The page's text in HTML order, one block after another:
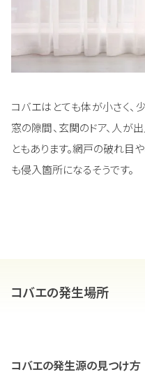
コバエはとても体が小さく、
窓の隙間、玄関のドア、人が
ともあります。網戸の破れ目
も侵入箇所になるそうです。
コバエの発生場所
コバエの発生源の見つけ方